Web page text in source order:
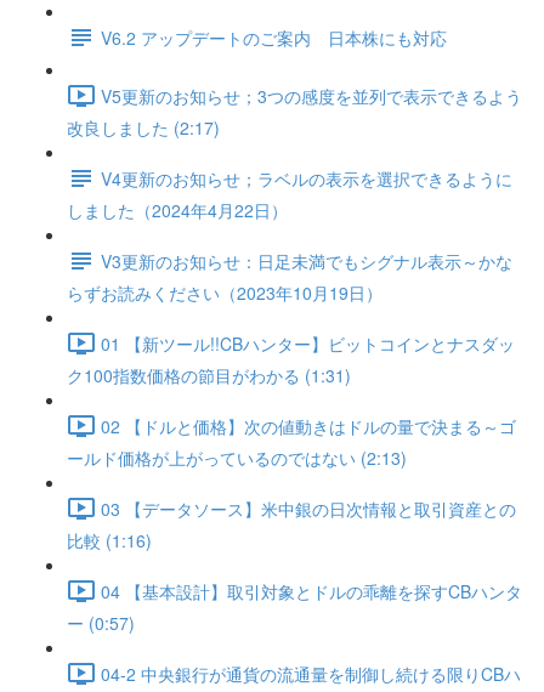
V6.2 アップデートのご案内 日本株にも対応
V5更新のお知らせ；3つの感度を並列で表示できるよう
改良しました (2:17)
V4更新のお知らせ；ラベルの表示を選択できるように
しました（2024年4月22日）
V3更新のお知らせ：日足未満でもシグナル表示～かな
らずお読みください（2023年10月19日）
01 【新ツール!!CBハンター】ビットコインとナスダッ
ク100指数価格の節目がわかる (1:31)
02 【ドルと価格】次の値動きはドルの量で決まる～ゴ
ールド価格が上がっているのではない (2:13)
03 【データソース】米中銀の日次情報と取引資産との
比較 (1:16)
04 【基本設計】取引対象とドルの乖離を探すCBハンタ
ー (0:57)
04-2 中央銀行が通貨の流通量を制御し続ける限りCBハ